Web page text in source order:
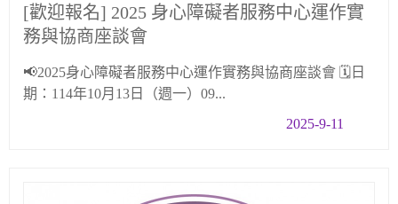
[歡迎報名] 2025 身心障礙者服務中心運作實
務與協商座談會
📢2025身心障礙者服務中心運作實務與協商座談會 🗓日
期：114年10月13日（週一）09...
2025-9-11